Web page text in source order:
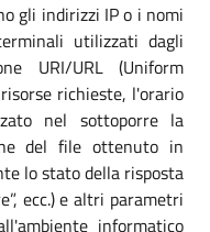
gli indirizzi IP o i nomi
utilizzati dagli
URI/URL (Uniform
richieste, l'orario
nel sottoporre la
del file ottenuto in
lo stato della risposta
ecc.) e altri parametri
informatico